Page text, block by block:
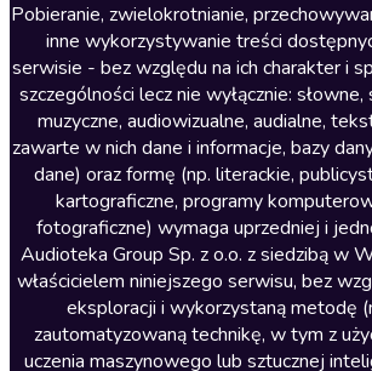
Literatura anglojęzyczna
Literatura faktu
Literatura obyczajowa
Literatura piękna obca
Literatura piękna polska
Nagrania relaksacyjne
Nauka języków
Nauki humanistyczne
Podcasty i audycje
Pobieranie, zwielokrotnianie,
inne wykorzystywanie treści
serwisie - bez względu na ich charakter i
szczególności lecz nie wyłącznie:
muzyczne, audiowizualne, audialne,
zawarte w nich dane i informacje, bazy
dane) oraz formę (np. literackie,
kartograficzne, programy
fotograficzne) wymaga uprzedniej i
Audioteka Group Sp. z o.o. z siedzibą w
właścicielem niniejszego serwisu, bez
eksploracji i wykorzystaną metodę
zautomatyzowaną technikę, w tym z
uczenia maszynowego lub sztucznej